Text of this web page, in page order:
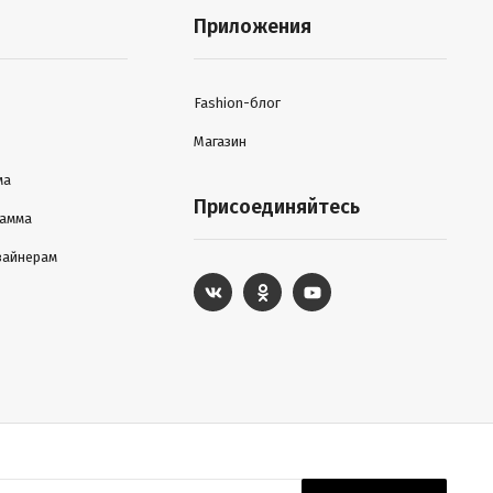
Приложения
Fashion-блог
Магазин
Присоединяйтесь